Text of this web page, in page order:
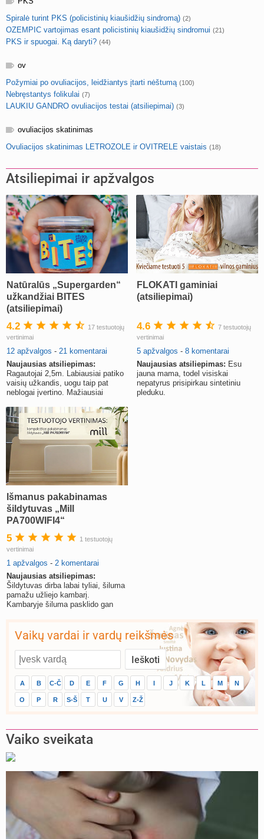
Spiralė turint PKS (policistinių kiaušidžių sindromą) (2)
OZEMPIC vartojimas esant policistinių kiaušidžių sindromui (21)
PKS ir spuogai. Ką daryti? (44)
ov
Požymiai po ovuliacijos, leidžiantys įtarti nėštumą (100)
Nebręstantys folikulai (7)
LAUKIU GANDRO ovuliacijos testai (atsiliepimai) (3)
ovuliacijos skatinimas
Ovuliacijos skatinimas LETROZOLE ir OVITRELE vaistais (18)
Atsiliepimai ir apžvalgos
Natūralūs „Supergarden“
užkandžiai BITES
(atsiliepimai)
4.2
17 testuotojų
vertinimai
12 apžvalgos - 21 komentarai
Naujausias atsiliepimas:
Ragautojai 2,5m. Labiausiai patiko
vaisių užkandis, uogu taip pat
neblogai įvertino. Mažiausiai
FLOKATI gaminiai
(atsiliepimai)
4.6
7 testuotojų
vertinimai
5 apžvalgos - 8 komentarai
Naujausias atsiliepimas: Esu
jauna mama, todel visiskai
nepatyrus prisipirkau sintetiniu
pleduku.
Išmanus pakabinamas
šildytuvas „Mill
PA700WIFI4“
5
1 testuotojų
vertinimai
1 apžvalgos - 2 komentarai
Naujausias atsiliepimas:
Šildytuvas dirba labai tyliai, šiluma
pamažu užliejo kambarį.
Kambaryje šiluma pasklido gan
Vaikų vardai ir vardų reikšmės
A B C-Č D E F G H I J K L M N
O P R S-Š T U V Z-Ž
Vaiko sveikata